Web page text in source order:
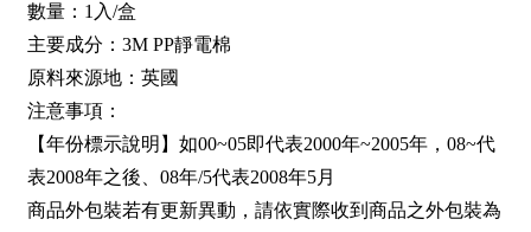
數量：1入/盒
主要成分：3M PP靜電棉
原料來源地：英國
注意事項：
【年份標示說明】如00~05即代表2000年~2005年，08~代
表2008年之後、08年/5代表2008年5月
商品外包裝若有更新異動，請依實際收到商品之外包裝為